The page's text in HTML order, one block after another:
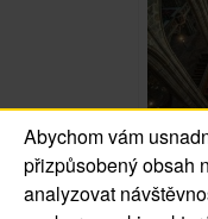
Abychom vám
přizpůsobený obsah
analyzovat